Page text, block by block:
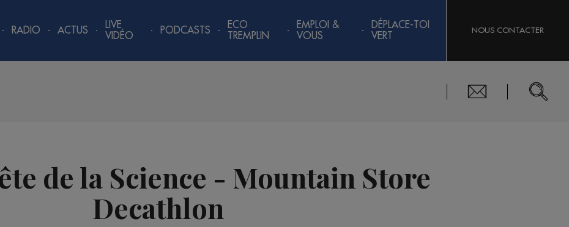
RADIO ACTUS
LIVE
VIDÉO
PODCASTS
ECO
TREMPLIN
EMPLOI &
VOUS
DÉPLACE-TOI
VERT
NOUS CONTACTER
de la Science - Mountain Store
Decathlon